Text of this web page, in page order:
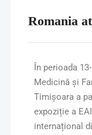
Romania
În perioada
Medicină și
Timișoara a
expoziție a
internațional